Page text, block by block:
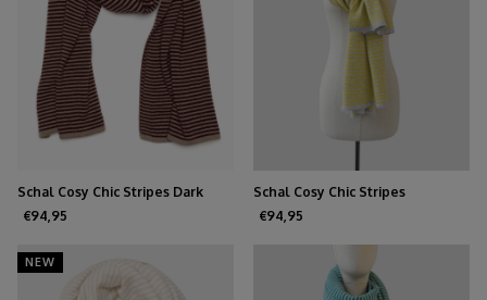
Schal Cosy Chic Stripes Dark
Burgundy - Soft Taupe
€94,95
Schal Cosy Chic Stripes
Leuchtendes Gelb - Perlgrau
€94,95
NEW